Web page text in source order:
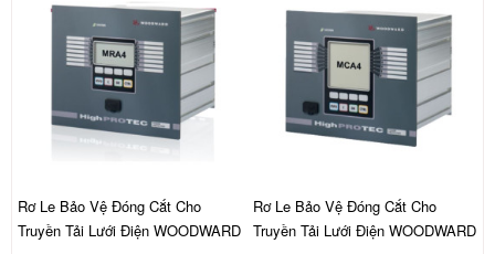
Rơ Le Bảo Vệ Đóng Cắt Cho
Truyền Tải Lưới Điện WOODWARD
Rơ Le Bảo Vệ Đóng Cắt Cho
Truyền Tải Lưới Điện WOODWARD